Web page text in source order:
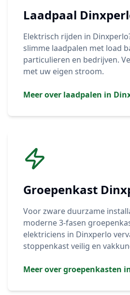
Laadpaal
Elektrisch rijden in Dinxperlo
slimme laadpalen met load
particulieren en bedrijven.
met uw eigen stroom.
Meer over laadpalen in
Groepenkast
Voor zware duurzame
moderne 3-fasen
elektriciens in Dinxperlo
stoppenkast veilig en
Meer over groepenkasten